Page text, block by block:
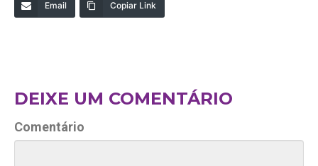
Email Copiar Link
DEIXE UM COMENTÁRIO
Comentário